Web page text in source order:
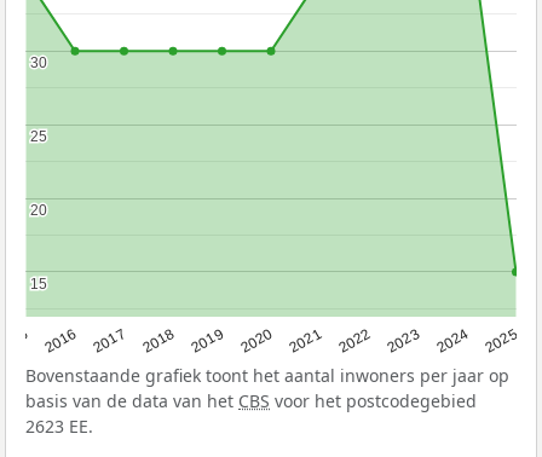
2016 2017 2018 2019 2020 2021 2022 2023 2024 2025
15
15
20
20
25
25
30
30
Bovenstaande grafiek toont het aantal inwoners per jaar op
basis van de data van het CBS voor het postcodegebied
2623 EE.